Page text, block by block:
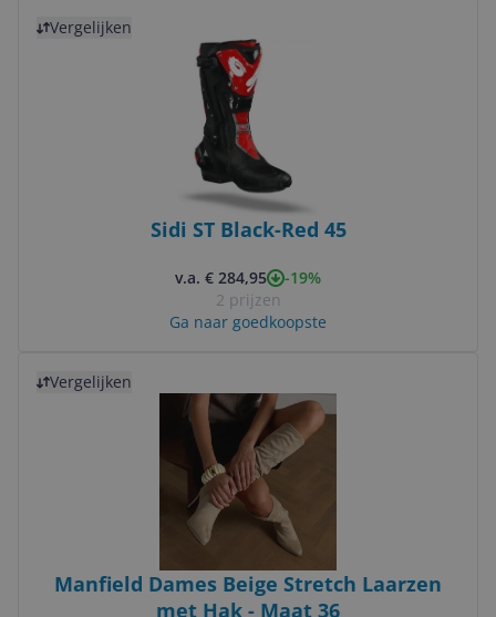
Vergelijken
Sidi ST Black-Red 45
v.a. € 284,95
-19%
2 prijzen
Ga naar goedkoopste
Vergelijken
Manfield Dames Beige Stretch Laarzen
met Hak - Maat 36